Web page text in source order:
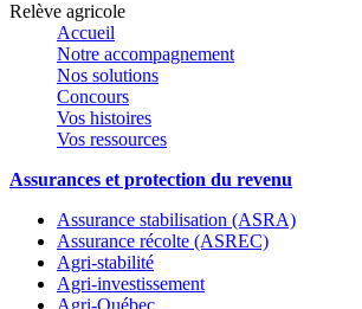
Relève agricole
Accueil
Notre accompagnement
Nos solutions
Concours
Vos histoires
Vos ressources
Assurances et protection du revenu
Assurance stabilisation (ASRA)
Assurance récolte (ASREC)
Agri-stabilité
Agri-investissement
Agri-Québec